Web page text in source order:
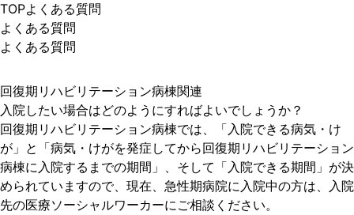
TOPよくある質問
よくある質問
よくある質問
回復期リハビリテーション病棟関連
入院したい場合はどのようにすればよいでしょうか？
回復期リハビリテーション病棟では、「入院できる病気・け
が」と「病気・けがを発症してから回復期リハビリテーション
病棟に入院するまでの期間」、そして「入院できる期間」が決
められていますので、現在、急性期病院に入院中の方は、入院
先の医療ソーシャルワーカーにご相談ください。